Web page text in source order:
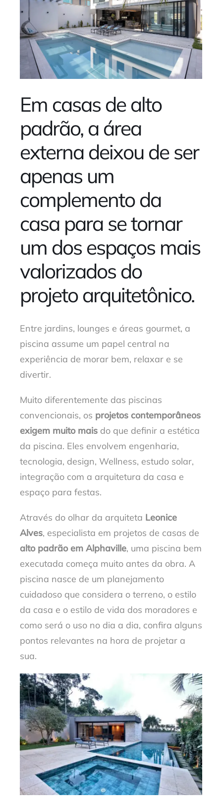
Em casas de alto
padrão, a área
externa deixou de ser
apenas um
complemento da
casa para se tornar
um dos espaços mais
valorizados do
projeto arquitetônico.
Entre jardins, lounges e áreas gourmet, a
piscina assume um papel central na
experiência de morar bem, relaxar e se
divertir.
Muito diferentemente das piscinas
convencionais, os projetos contemporâneos
exigem muito mais do que definir a estética
da piscina. Eles envolvem engenharia,
tecnologia, design, Wellness, estudo solar,
integração com a arquitetura da casa e
espaço para festas.
Através do olhar da arquiteta Leonice
Alves, especialista em projetos de casas de
alto padrão em Alphaville, uma piscina bem
executada começa muito antes da obra. A
piscina nasce de um planejamento
cuidadoso que considera o terreno, o estilo
da casa e o estilo de vida dos moradores e
como será o uso no dia a dia, confira alguns
pontos relevantes na hora de projetar a
sua.